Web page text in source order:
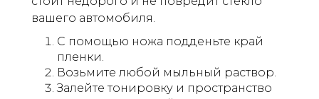
вашего автомобиля.
С помощью ножа подденьте край
пленки.
Возьмите любой мыльный раствор.
Залейте тонировку и пространство